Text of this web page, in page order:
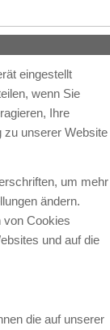
eingestellt
wenn Sie
Ihre
zu unserer Website
um mehr
ändern.
von Cookies
und auf die
die auf unserer